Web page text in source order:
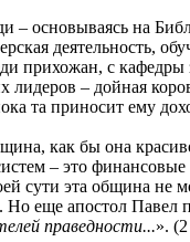
– основываясь на
деятельность,
прихожан, с
лидеров – дойная
та приносит ему
как бы она
– это
сути эта община не
Но еще апостол Павел
праведности...».